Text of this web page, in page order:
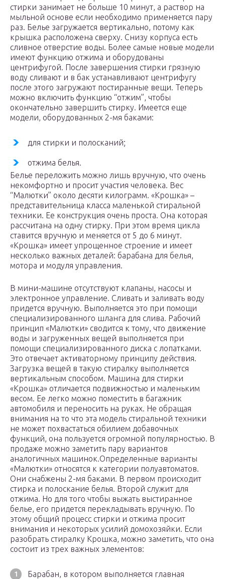
стирки занимает не больше 10 минут, а раствор на
мыльной основе если необходимо применяется пару
раз. Белье загружается вертикально, потому как
крышка расположена сверху. Снизу корпуса есть
сливное отверстие воды. Более самые новые модели
имеют функцию отжима и оборудованы
центрифугой. После завершения стирки грязную
воду сливают и в бак устанавливают центрифугу
после этого загружают постиранные вещи. Теперь
можно включить функцию “отжим”, чтобы
окончательно завершить стирку. Имеется еще
модели, оборудованных 2-мя баками:
для стирки и полосканий;
отжима белья.
Белье переложить можно лишь вручную, что очень
некомфортно и просит участия человека. Вес
“Малютки” около десяти килограмм. «Крошка» –
представительница класса маленькой стиральной
техники. Ее конструкция очень проста. Она которая
рассчитана на одну стирку. При этом время цикла
ставится вручную и меняется от 5 до 6 минут.
«Крошка» имеет упрощенное строение и имеет
несколько важных деталей: барабана для белья,
мотора и модуля управления.
В мини-машине отсутствуют клапаны, насосы и
электронное управление. Сливать и заливать воду
придется вручную. Выполняется это при помощи
специализированного шланга для слива. Рабочий
принцип «Малютки» сводится к тому, что движение
воды и загруженных вещей выполняется при
помощи специализированного диска с лопатками.
Это отвечает активаторному принципу действия.
Загрузка вещей в такую стиралку выполняется
вертикальным способом. Машина для стирки
«Крошка» отличается подвижностью и маленьким
весом. Ее легко можно поместить в багажник
автомобиля и переносить на руках. Не обращая
внимания на то что эта модель стиральной техники
не может похвастаться обилием добавочных
функций, она пользуется огромной популярностью. В
продаже можно заметить пару вариантов
аналогичных машинок.Определенные варианты
«Малютки» относятся к категории полуавтоматов.
Они снабжены 2-мя баками. В первом происходит
стирка и полоскание белья. Второй служит для
отжима. Но для того чтобы выжать выстиранное
белье, его придется перекладывать вручную. По
этому общий процесс стирки и отжима просит
внимания и некоторых усилий домохозяйки. Если
разобрать стиралку Крошка, можно заметить, что она
состоит из трех важных элементов:
Барабан, в котором выполняется главная